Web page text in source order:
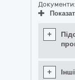
Документи:
+
+ Інші